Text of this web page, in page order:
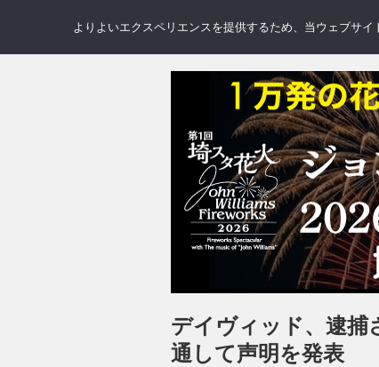
NEWS REVIEWS
デイヴィッド、逮捕
通して声明を発表
よりよいエクスペリエンスを提供するため、当ウェブサ